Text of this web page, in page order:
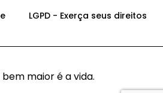
LGPD - Exerça seus direitos
maior é a vida.